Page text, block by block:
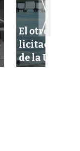
El otro mes,
licitación
de la Unidad